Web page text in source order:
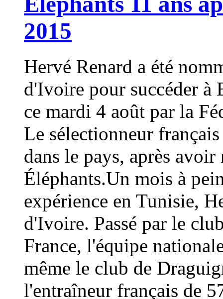
2015
Hervé Renard a été
d'Ivoire pour succéder à
ce mardi 4 août par la
Le sélectionneur
dans le pays, après
Éléphants.Un mois à
expérience en Tunisie,
d'Ivoire. Passé par le
France, l'équipe
même le club de
l'entraîneur français de